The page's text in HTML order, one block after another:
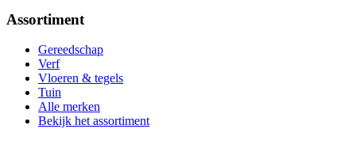
Assortiment
Gereedschap
Verf
Vloeren & tegels
Tuin
Alle merken
Bekijk het assortiment